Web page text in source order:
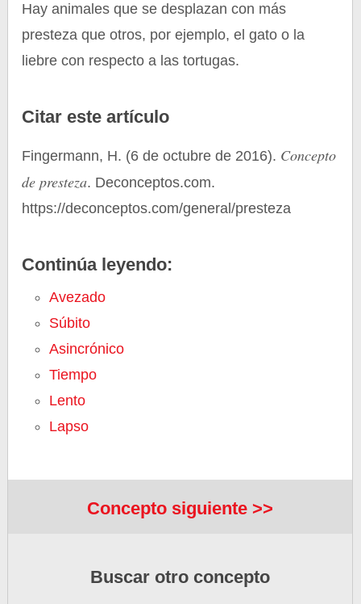
Hay animales que se desplazan con más
presteza que otros, por ejemplo, el gato o la
liebre con respecto a las tortugas.
Citar este artículo
Fingermann, H. (6 de octubre de 2016). Concepto
de presteza. Deconceptos.com.
https://deconceptos.com/general/presteza
Continúa leyendo:
Avezado
Súbito
Asincrónico
Tiempo
Lento
Lapso
Concepto siguiente >>
Buscar otro concepto